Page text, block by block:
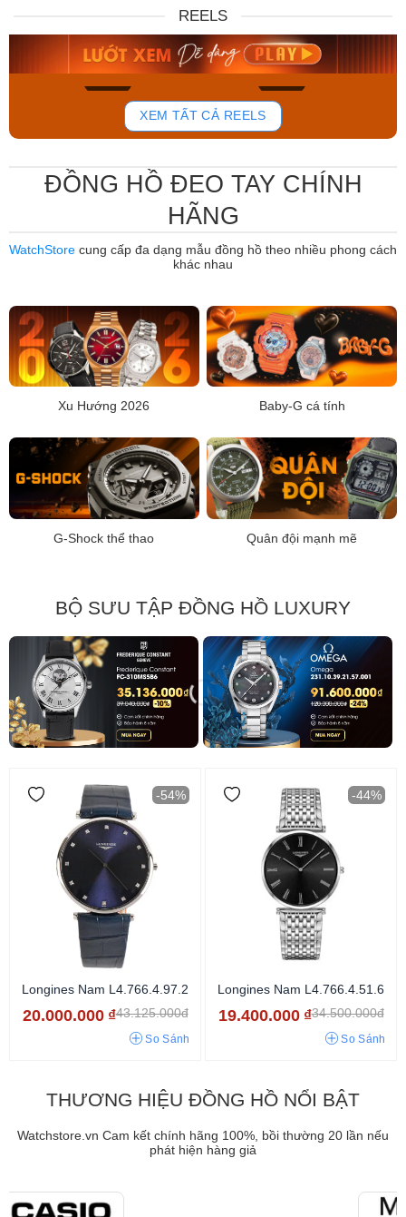
REELS
764
Mua ngay Mua ngay
XEM TẤT CẢ REELS
ĐỒNG HỒ ĐEO TAY CHÍNH
HÃNG
WatchStore cung cấp đa dạng mẫu đồng hồ theo nhiều phong cách
khác nhau
Xu Hướng 2026 Baby-G cá tính
G-Shock thể thao Quân đội mạnh mẽ
BỘ SƯU TẬP ĐỒNG HỒ LUXURY
-54%
Longines Nam L4.766.4.97.2
20.000.000 ₫43.125.000đ
So Sánh
-44%
Longines Nam L4.766.4.51.6
19.400.000 ₫34.500.000đ
So Sánh
THƯƠNG HIỆU ĐỒNG HỒ NỔI BẬT
Watchstore.vn Cam kết chính hãng 100%, bồi thường 20 lần nếu
phát hiện hàng giả